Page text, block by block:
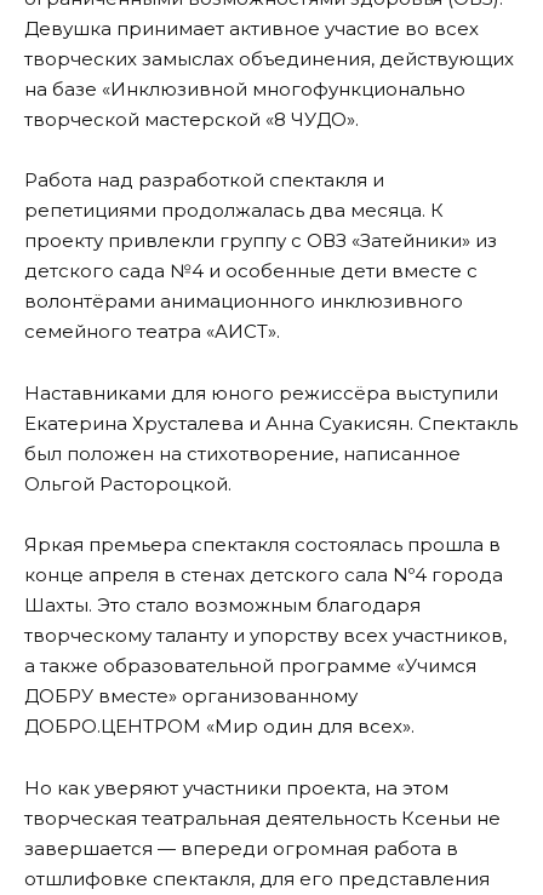
Девушка принимает активное участие во всех
творческих замыслах объединения, действующих
на базе «Инклюзивной многофункционально
творческой мастерской «8 ЧУДО».
Работа над разработкой спектакля и
репетициями продолжалась два месяца. К
проекту привлекли группу с ОВЗ «Затейники» из
детского сада №4 и особенные дети вместе с
волонтёрами анимационного инклюзивного
семейного театра «АИСТ».
Наставниками для юного режиссёра выступили
Екатерина Хрусталева и Анна Суакисян. Спектакль
был положен на стихотворение, написанное
Ольгой Растороцкой.
Яркая премьера спектакля состоялась прошла в
конце апреля в стенах детского сала Nº4 города
Шахты. Это стало возможным благодаря
творческому таланту и упорству всех участников,
а также образовательной программе «Учимся
ДОБРУ вместе» организованному
ДОБРО.ЦЕНТРОМ «Мир один для всех».
Но как уверяют участники проекта, на этом
творческая театральная деятельность Ксеньи не
завершается — впереди огромная работа в
отшлифовке спектакля, для его представления